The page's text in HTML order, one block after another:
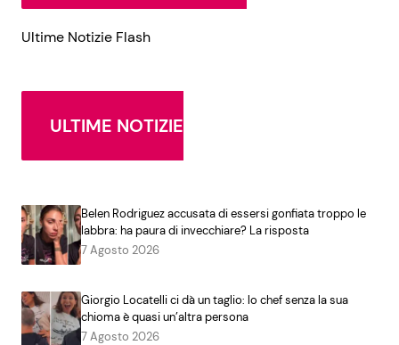
Ultime Notizie Flash
ULTIME NOTIZIE
Belen Rodriguez accusata di essersi gonfiata troppo le
labbra: ha paura di invecchiare? La risposta
7 Agosto 2026
Giorgio Locatelli ci dà un taglio: lo chef senza la sua
chioma è quasi un’altra persona
7 Agosto 2026